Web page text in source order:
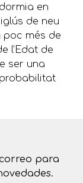
dormia en
iglús de neu
poc més de
l’Edat de
ser una
para